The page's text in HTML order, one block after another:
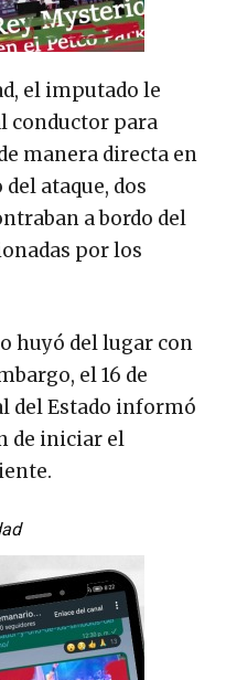
el imputado le
conductor para
manera directa en
ataque, dos
a bordo del
por los
huyó del lugar con
el 16 de
del Estado informó
de iniciar el